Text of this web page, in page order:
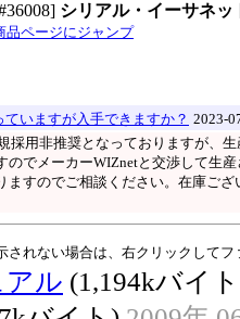
シリアル・イーサネ
品ページにジャンプ
いますが入手できますか？ 2023-
採用非推奨となっておりますが、
でメーカーWIZnetと交渉して生
ますのでご相談ください。在庫ご
されない場合は、右クリックして
アル (1,194kバイ